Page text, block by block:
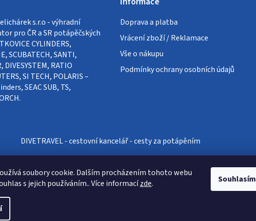
soubory cookie. Dalším procházením tohoto webu
s jejich používáním.. Více informacízde. Souhlasím
s.r.o - výhradní
pro ČR a SR potápěčských
CYLINDERS,
SCUBATECH, SANTI,
DIVESYSTEM, RATIO
SI TECH, POLARIS –
SEAC SUB, TS,
Doprava a platba
Vrácení zboží / Reklamace
Vše o nákupu
Podmínky ochrany osobních údajů
DIVETRAVEL - cestovní kancelář - cesty za potápěním